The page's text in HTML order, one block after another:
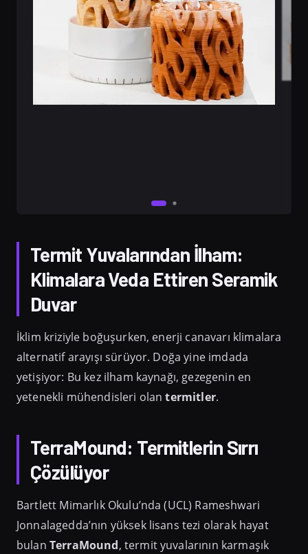
Termit Yuvalarından İlham:
Klimalara Veda Ettiren Seramik
Duvar
İklim kriziyle boğuşurken, enerji canavarı klimalara
alternatif arayışı sürüyor. Doğa yine imdada
yetişiyor: Bu kez ilham kaynağı, gezegenin en
yetenekli mühendisleri olantermitler.
TerraMound: Termitlerin Sırrı
Çözülüyor
Bartlett Mimarlık Okulu’nda (UCL) Rameshwari
Jonnalagedda’nın yüksek lisans tezi olarak hayat
bulan TerraMound, termit yuvalarının karmaşık